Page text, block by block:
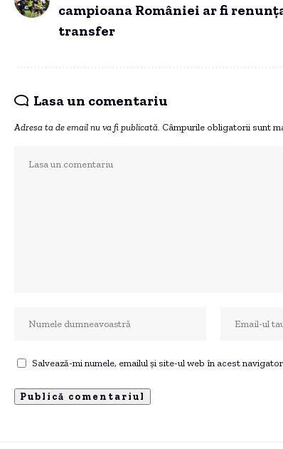
campioana României ar fi
transfer
Lasa un comentariu
Adresa ta de email nu va fi publicată. Câmpurile obligatorii sunt
Salvează-mi numele, emailul și site-ul web în acest